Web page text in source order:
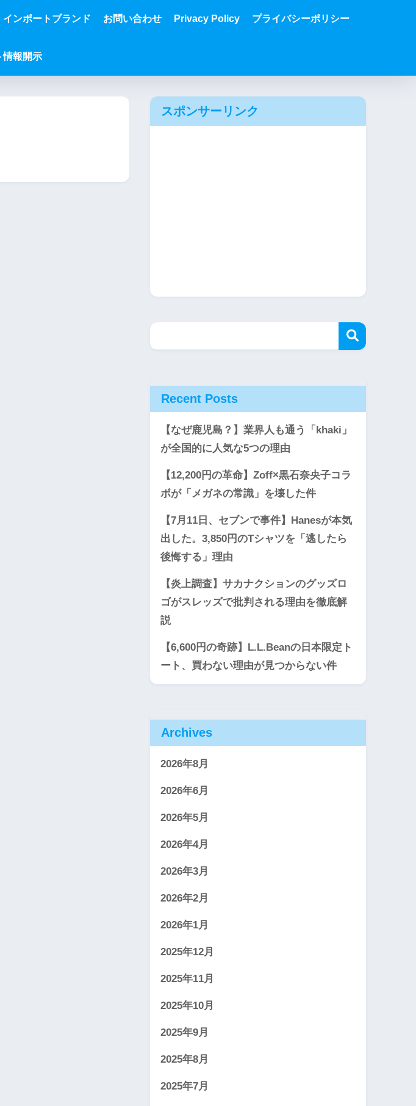
インポートブランド お問い合わせ Privacy Policy プライバシーポリシー
情報開示
スポンサーリンク
Recent Posts
【なぜ鹿児島？】業界人も通う「khaki」
が全国的に人気な5つの理由
【12,200円の革命】Zoff×黒石奈央子コラ
ボが「メガネの常識」を壊した件
【7月11日、セブンで事件】Hanesが本気
出した。3,850円のTシャツを「逃したら
後悔する」理由
【炎上調査】サカナクションのグッズロ
ゴがスレッズで批判される理由を徹底解
説
【6,600円の奇跡】L.L.Beanの日本限定ト
ート、買わない理由が見つからない件
Archives
2026年8月
2026年6月
2026年5月
2026年4月
2026年3月
2026年2月
2026年1月
2025年12月
2025年11月
2025年10月
2025年9月
2025年8月
2025年7月